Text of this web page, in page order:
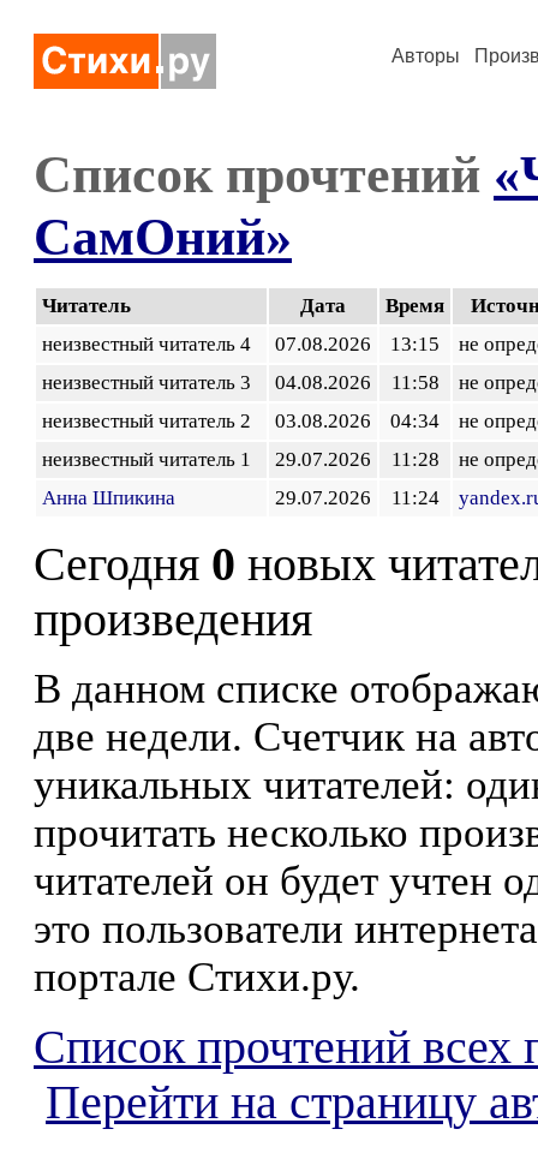
Авторы
Список прочтений
СамОний»
Читатель Дата Время
неизвестный читатель 4
07.08.2026 13:15
не
неизвестный читатель 3
04.08.2026 11:58
не
неизвестный читатель 2
03.08.2026 04:34
не
неизвестный читатель 1
29.07.2026 11:28
не
Анна Шпикина
29.07.2026 11:24
Сегодня 0 новых
произведения
В данном списке
две недели. Счетчик на
уникальных читателей:
прочитать несколько
читателей он будет учтен
это пользователи
портале Стихи.ру.
Список прочтений всех
Перейти на страницу